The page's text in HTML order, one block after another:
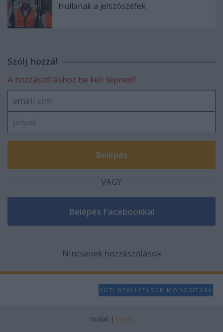
Hullanak a jelszószéfek
Szólj hozzá!
A hozzászóláshoz be kell lépned!
VAGY
Nincsenek hozzászólások
SÜTI BEÁLLÍTÁSOK MÓDOSÍTÁSA
mobil | teljes